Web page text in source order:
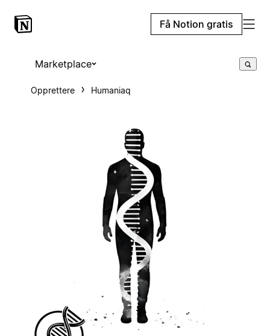
Få Notion gratis
Marketplace
Opprettere Humaniaq